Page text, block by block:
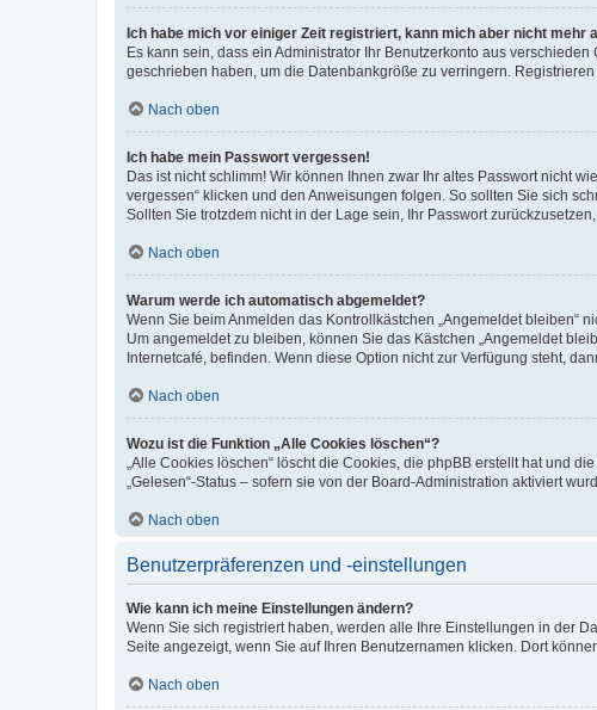
Ich habe mich vor einiger Zeit registriert, kann mich aber nicht mehr
Es kann sein, dass ein Administrator Ihr Benutzerkonto aus
geschrieben haben, um die Datenbankgröße zu verringern.
Nach oben
Ich habe mein Passwort vergessen!
Das ist nicht schlimm! Wir können Ihnen zwar Ihr altes Passwort nicht
vergessen“ klicken und den Anweisungen folgen. So sollten Sie sich
Sollten Sie trotzdem nicht in der Lage sein, Ihr Passwort
Nach oben
Warum werde ich automatisch abgemeldet?
Wenn Sie beim Anmelden das Kontrollkästchen „Angemeldet bleiben“
Um angemeldet zu bleiben, können Sie das Kästchen „Angemeldet
Internetcafé, befinden. Wenn diese Option nicht zur Verfügung steht,
Nach oben
Wozu ist die Funktion „Alle Cookies löschen“?
„Alle Cookies löschen“ löscht die Cookies, die phpBB erstellt hat und
„Gelesen“-Status – sofern sie von der Board-Administration aktiviert
Nach oben
Benutzerpräferenzen und -einstellungen
Wie kann ich meine Einstellungen ändern?
Wenn Sie sich registriert haben, werden alle Ihre Einstellungen in der
Seite angezeigt, wenn Sie auf Ihren Benutzernamen klicken. Dort
Nach oben